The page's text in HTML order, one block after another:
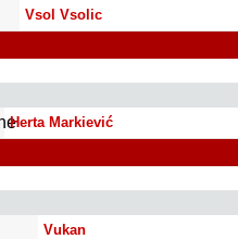
Vsol Vsolic
Herta Markiević
Vukan